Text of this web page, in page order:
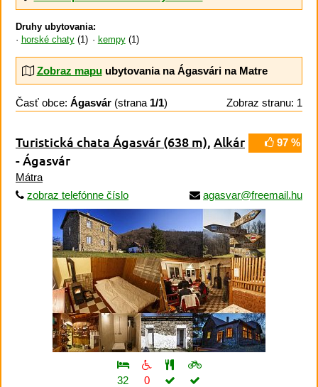
Druhy ubytovania:
horské chaty(1) kempy(1)
Zobraz mapuubytovania na Ágasvári na Matre
Časť obce: Ágasvár (strana 1/1) Zobraz stranu: 1
97 %
Turistická chata Ágasvár (638 m), Alkár
- Ágasvár
Mátra
zobraz telefónne číslo
agasvar@freemail.hu
32
0